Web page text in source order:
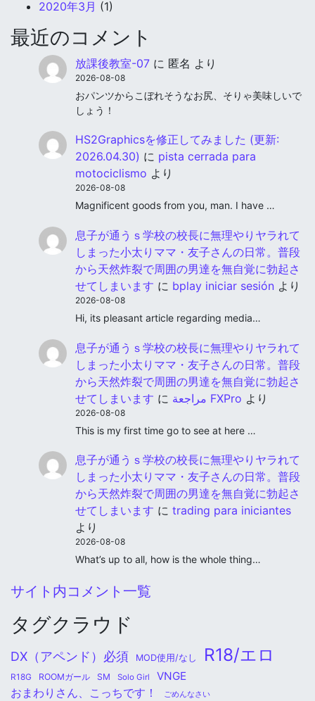
2020年3月 (1)
最近のコメント
放課後教室-07 に 匿名 より
2026-08-08
おパンツからこぼれそうなお尻、そりゃ美味しいで
しょう！
HS2Graphicsを修正してみました (更新:
2026.04.30) に pista cerrada para
motociclismo より
2026-08-08
Magnificent goods from you, man. I have …
息子が通うｓ学校の校長に無理やりヤラれて
しまった小太りママ・友子さんの日常。普段
から天然炸裂で周囲の男達を無自覚に勃起さ
せてしまいます に bplay iniciar sesión より
2026-08-08
Hi, its pleasant article regarding media…
息子が通うｓ学校の校長に無理やりヤラれて
しまった小太りママ・友子さんの日常。普段
から天然炸裂で周囲の男達を無自覚に勃起さ
せてしまいます に مراجعة FXPro より
2026-08-08
This is my first time go to see at here …
息子が通うｓ学校の校長に無理やりヤラれて
しまった小太りママ・友子さんの日常。普段
から天然炸裂で周囲の男達を無自覚に勃起さ
せてしまいます に trading para iniciantes
より
2026-08-08
What’s up to all, how is the whole thing…
サイト内コメント一覧
タグクラウド
DX（アペンド）必須 MOD使用/なし R18/エロ
R18G ROOMガール SM Solo Girl VNGE
おまわりさん、こっちです！ ごめんなさい